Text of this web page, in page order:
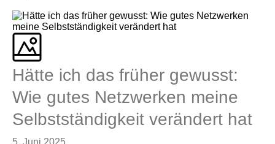
Hätte ich das früher gewusst:
Wie gutes Netzwerken meine
Selbstständigkeit verändert hat
5. Juni 2025